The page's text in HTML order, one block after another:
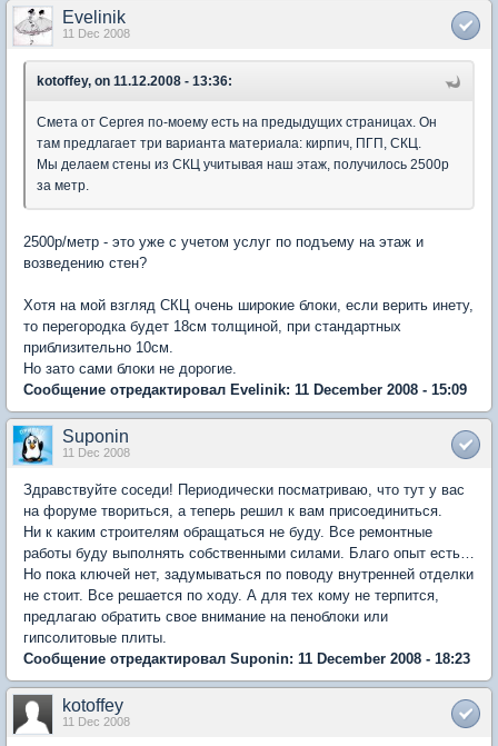
Evelinik
11 Dec 2008
kotoffey, on 11.12.2008 - 13:36:
Смета от Сергея по-моему есть на предыдущих страницах. Он
там предлагает три варианта материала: кирпич, ПГП, СКЦ.
Мы делаем стены из СКЦ учитывая наш этаж, получилось 2500р
за метр.
2500р/метр - это уже с учетом услуг по подъему на этаж и
возведению стен?
Хотя на мой взгляд СКЦ очень широкие блоки, если верить инету,
то перегородка будет 18см толщиной, при стандартных
приблизительно 10см.
Но зато сами блоки не дорогие.
Сообщение отредактировал Evelinik: 11 December 2008 - 15:09
Suponin
11 Dec 2008
Здравствуйте соседи! Периодически посматриваю, что тут у вас
на форуме твориться, а теперь решил к вам присоединиться.
Ни к каким строителям обращаться не буду. Все ремонтные
работы буду выполнять собственными силами. Благо опыт есть…
Но пока ключей нет, задумываться по поводу внутренней отделки
не стоит. Все решается по ходу. А для тех кому не терпится,
предлагаю обратить свое внимание на пеноблоки или
гипсолитовые плиты.
Сообщение отредактировал Suponin: 11 December 2008 - 18:23
kotoffey
11 Dec 2008